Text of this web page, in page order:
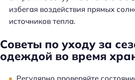
избегая воздействия прямых
источников тепла.
Советы по уходу за
одеждой во время